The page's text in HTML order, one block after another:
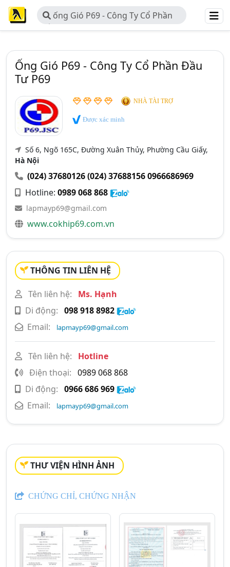
ống Gió P69 - Công Ty Cổ Phần
Đầu Tư P69
Ống Gió P69 - Công Ty Cổ Phần Đầu
Tư P69
NHÀ TÀI TRỢ
Được xác minh
Số 6, Ngõ 165C, Đường Xuân Thủy, Phường Cầu Giấy,
Hà Nội
(024) 37680126(024) 376881560966686969
Hotline: 0989 068 868
lapmayp69@gmail.com
www.cokhip69.com.vn
THÔNG TIN LIÊN HỆ
Tên liên hệ:
Ms. Hạnh
Di động: 098 918 8982
Email:
lapmayp69@gmail.com
Tên liên hệ:
Hotline
Điện thoại: 0989 068 868
Di động: 0966 686 969
Email:
lapmayp69@gmail.com
THƯ VIỆN HÌNH ẢNH
CHỨNG CHỈ, CHỨNG NHẬN